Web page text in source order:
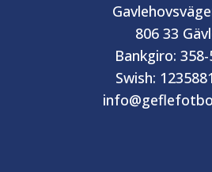
806 33
Bankgiro:
Swish: